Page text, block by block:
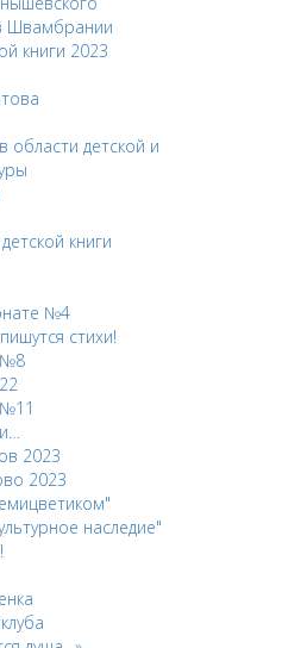
Швамбрании
книги 2023
области детской и
книги
№4
стихи!
№8
2023
2023
наследие"